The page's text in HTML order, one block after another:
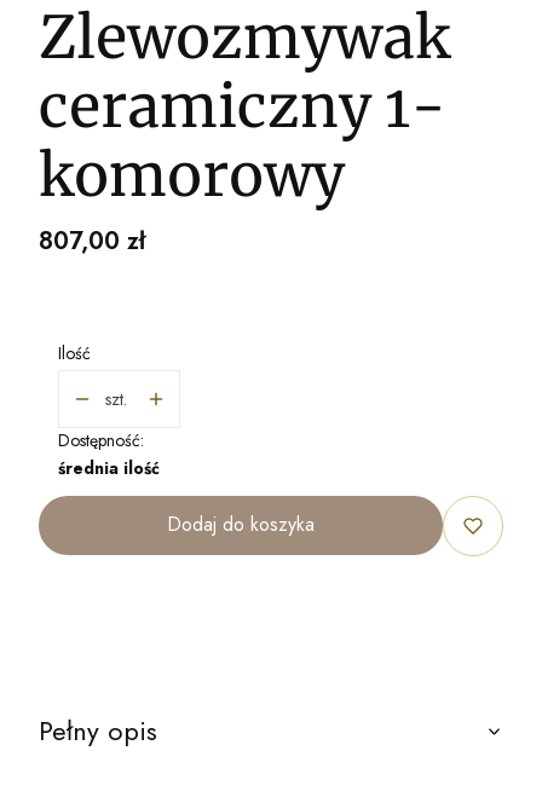
Zlewozmywak
ceramiczny 1-
komorowy
Cena
807,00 zł
Ilość
szt.
Dostępność:
średnia ilość
Dodaj do koszyka
Pełny opis